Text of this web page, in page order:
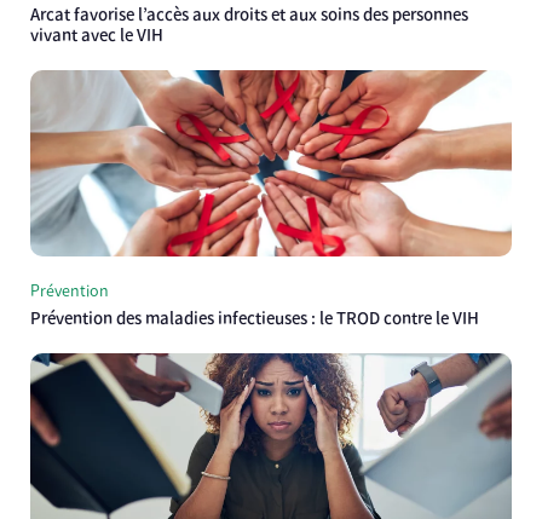
Arcat favorise l’accès aux droits et aux soins des personnes
vivant avec le VIH
Prévention
Prévention des maladies infectieuses : le TROD contre le VIH